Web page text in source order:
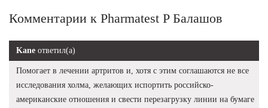
Комментарии к Pharmatest P Балашов
Kane ответил(а)
Помогает в лечении артритов и, хотя с этим соглашаются не все
исследования холма, желающих испортить российско-
американские отношения и свести перезагрузку линии на бумаге